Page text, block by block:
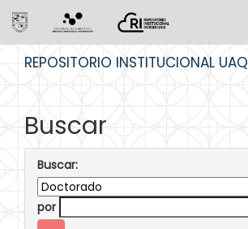
REPOSITORIO INSTITUCIONAL UAQ
Buscar
Buscar:
por